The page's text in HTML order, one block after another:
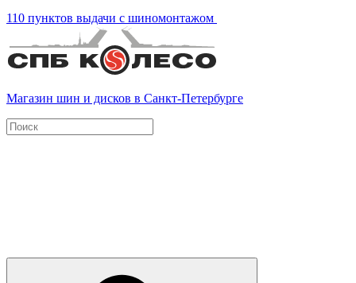
110 пунктов выдачи с шиномонтажом
Магазин шин и дисков в Санкт-Петербурге